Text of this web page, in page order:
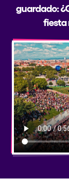
guardado:
fiesta